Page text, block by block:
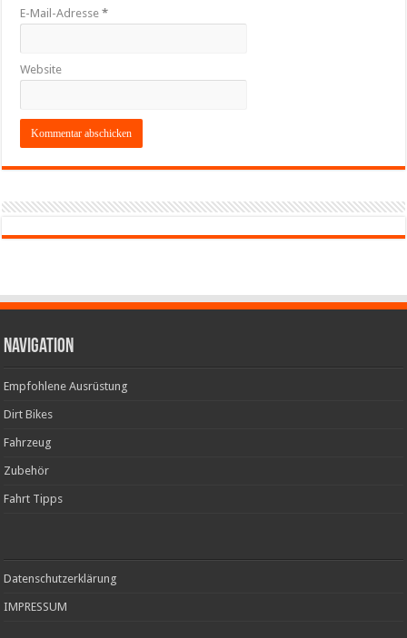
E-Mail-Adresse*
Website
Navigation
Empfohlene Ausrüstung
Dirt Bikes
Fahrzeug
Zubehör
Fahrt Tipps
Datenschutzerklärung
IMPRESSUM